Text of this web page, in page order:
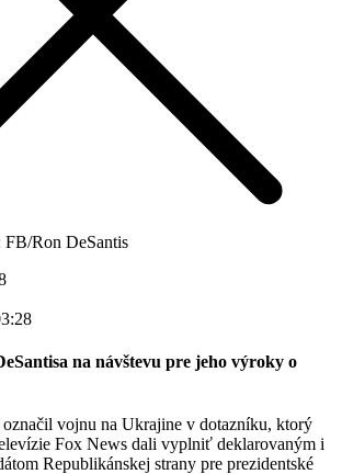
FB/Ron DeSantis
na návštevu pre jeho výroky o
vojnu na Ukrajine v dotazníku, ktorý
Fox News dali vyplniť deklarovaným i
Republikánskej strany pre prezidentské